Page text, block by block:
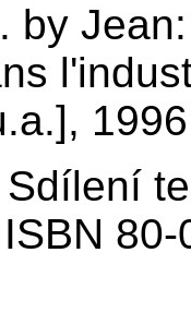
by